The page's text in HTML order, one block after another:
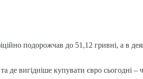
подорожчав до 51,12 гривні, а в
де вигідніше купувати євро сьогодні –